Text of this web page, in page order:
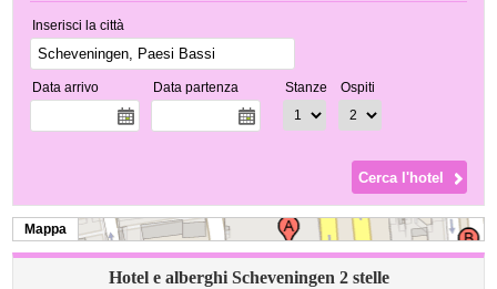
Inserisci la città
Data arrivo Data partenza Stanze Ospiti
Mappa
Hotel e alberghi Scheveningen 2 stelle